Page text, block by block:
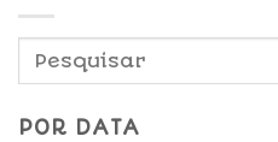
POR DATA